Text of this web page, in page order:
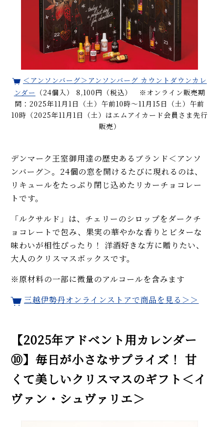
＜アンソンバーグ＞アンソンバーグ カウントダウンカレ
ンダー （24個入） 8,100円（税込） ※オンライン販売期
間：2025年11月1日（土）午前10時～11月15日（土）午前
10時（2025年11月1日（土）はエムアイカード会員さま先行
販売）
デンマーク王室御用達の歴史あるブランド＜アンソ
ンバーグ＞。24個の窓を開けるたびに現れるのは、
リキュールをたっぷり閉じ込めたリカーチョコレー
トです。
「ルクサルド」は、チェリーのシロップをダークチ
ョコレートで包み、果実の華やかな香りとビターな
味わいが相性ぴったり！ 洋酒好きな方に贈りたい、
大人のクリスマスボックスです。
※原材料の一部に微量のアルコールを含みます
三越伊勢丹オンラインストアで商品を見る＞＞
【2025年アドベント用カレンダー
⑩】毎日が小さなサプライズ！ 甘
くて美しいクリスマスのギフト＜イ
ヴァン・シュヴァリエ＞